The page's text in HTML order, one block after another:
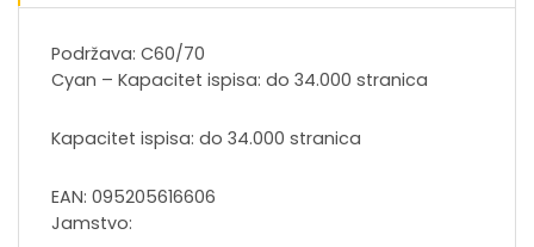
Podržava: C60/70
Cyan – Kapacitet ispisa: do 34.000 stranica
Kapacitet ispisa: do 34.000 stranica
EAN: 095205616606
Jamstvo: